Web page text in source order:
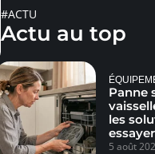
#ACTU
Actu au top
Panne
les
5 août